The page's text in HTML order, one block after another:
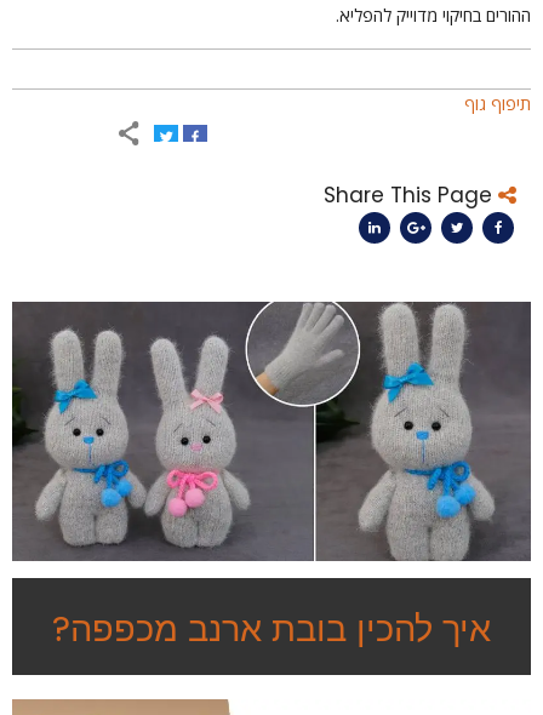
בחיקוי מדוייק להפליא.
גוף
Share This Page
איך להכין בובת ארנב מכפפה?